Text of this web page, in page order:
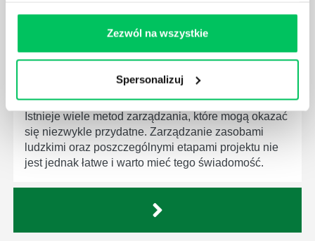
Zezwól na wszystkie
Spersonalizuj
JAKĄ METODĘ ZARZĄDZANIA POWINIEN ZNAĆ
Istnieje wiele metod zarządzania, które mogą okazać
się niezwykle przydatne. Zarządzanie zasobami
ludzkimi oraz poszczególnymi etapami projektu nie
jest jednak łatwe i warto mieć tego świadomość.